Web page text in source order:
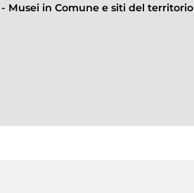
- Musei in Comune e siti del territorio